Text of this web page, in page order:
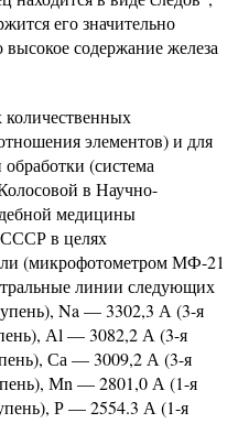
его значительно
содержание железа
элементов) и для
(система
в Научно-
медицины
СССР в целях
(микрофотометром МФ-21
линии следующих
Na — 3302,3 А (3-я
Аl — 3082,2 А (3-я
Са — 3009,2 А (3-я
Мn — 2801,0 А (1-я
Р — 2554.3 А (1-я